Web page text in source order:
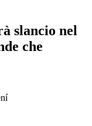
slancio nel
che